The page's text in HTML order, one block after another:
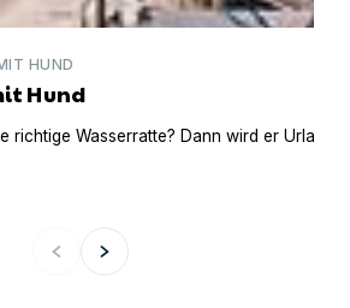
HUND
Hund
richtige Wasserratte? Dann wird er